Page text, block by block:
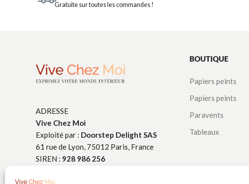
Gratuite sur toutes les commandes !
ADRESSE
Vive Chez Moi
Exploité par : Doorstep Delight SAS
61 rue de Lyon, 75012 Paris, France
SIREN : 928 986 256
BOUTIQUE
Papiers peints
Papiers peints
Paravents
Tableaux